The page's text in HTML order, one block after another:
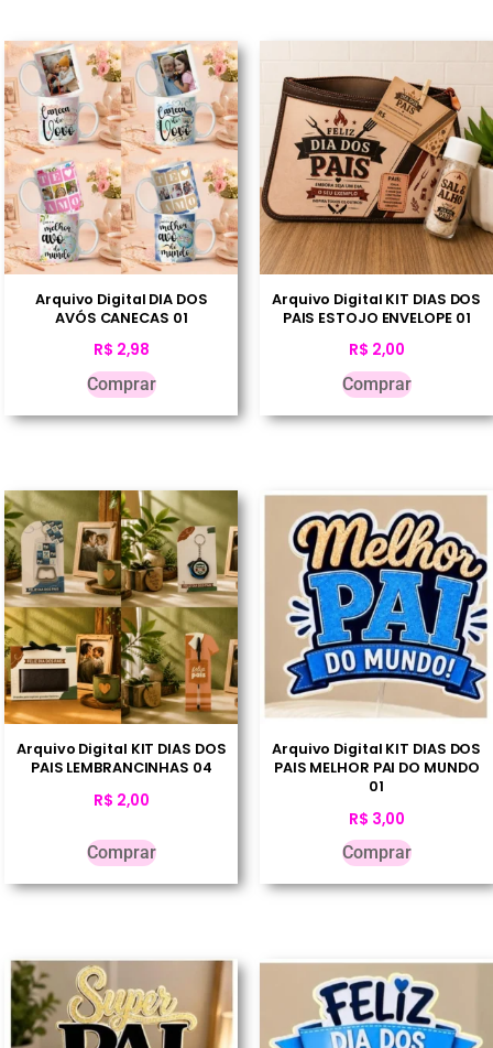
Arquivo Digital DIA DOS
AVÓS CANECAS 01
R$ 2,98
Comprar
Arquivo Digital KIT DIAS DOS
PAIS ESTOJO ENVELOPE 01
R$ 2,00
Comprar
Arquivo Digital KIT DIAS DOS
PAIS LEMBRANCINHAS 04
R$ 2,00
Comprar
Arquivo Digital KIT DIAS DOS
PAIS MELHOR PAI DO MUNDO
01
R$ 3,00
Comprar